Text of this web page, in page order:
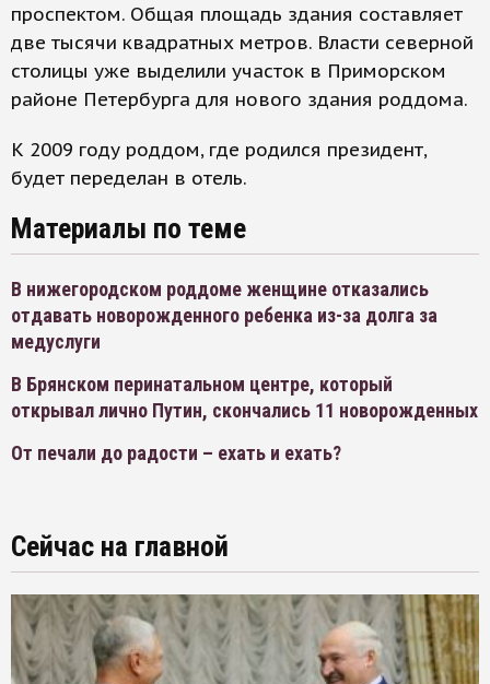
проспектом. Общая площадь здания составляет
две тысячи квадратных метров. Власти северной
столицы уже выделили участок в Приморском
районе Петербурга для нового здания роддома.
К 2009 году роддом, где родился президент,
будет переделан в отель.
Материалы по теме
В нижегородском роддоме женщине отказались
отдавать новорожденного ребенка из-за долга за
медуслуги
В Брянском перинатальном центре, который
открывал лично Путин, скончались 11 новорожденных
От печали до радости – ехать и ехать?
Сейчас на главной